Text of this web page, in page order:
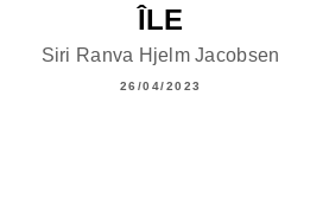
ÎLE
Siri Ranva Hjelm Jacobsen
26/04/2023